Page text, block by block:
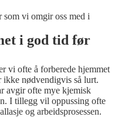
vi omgir oss med i
i god tid før
vi ofte å forberede hjemmet
ikke nødvendigvis så lurt.
avgir ofte mye kjemisk
I tillegg vil oppussing ofte
og arbeidsprosessen.